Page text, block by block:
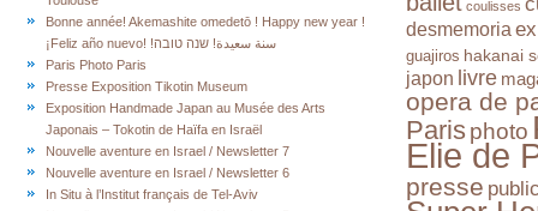
Bonne année! Akemashite omedetō ! Happy new year !
¡Feliz año nuevo! !سنة سعيدة! שנה טובה
Paris Photo Paris
Presse Exposition Tikotin Museum
Exposition Handmade Japan au Musée des Arts
Japonais – Tokotin de Haïfa en Israël
Nouvelle aventure en Israel / Newsletter 7
Nouvelle aventure en Israel / Newsletter 6
In Situ à l’Institut français de Tel-Aviv
coulisses
desmemoria
guajiros hakanai
japon livre
opera de
Paris photo
Elie de
presse